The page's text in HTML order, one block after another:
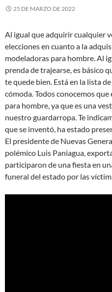
25 DE MARZO DE 2022
Al igual que adquirir cualquier
elecciones en cuanto a la
modeladoras para hombre. Al
prenda de trajearse, es básico
te quede bien. Está en la lista
cómoda. Todos conocemos
para hombre, ya que es una
nuestro guardarropa. Te
que se inventó, ha estado
El presidente de Nuevas
polémico Luis Paniagua,
participaron de una fiesta en
funeral del estado por las